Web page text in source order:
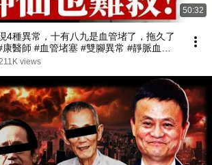
50:32
4種異常，十有八九是血管堵了，拖久了
醫師 #血管堵塞 #雙腳異常 #靜脈血栓 #
族養生 #猝死預防 #血液循環 #健康誤區
views